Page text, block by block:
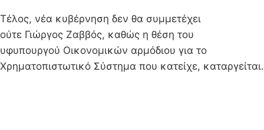
Τέλος, νέα κυβέρνηση δεν θα συμμετέχει
ούτε Γιώργος Ζαββός, καθώς η θέση του
υφυπουργού Οικονομικών αρμόδιου για το
Χρηματοπιστωτικό Σύστημα που κατείχε, καταργείται.